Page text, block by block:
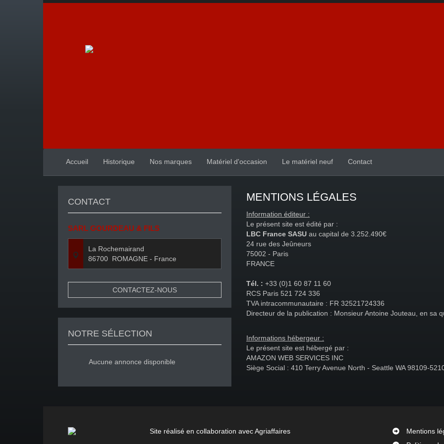
Accueil Historique Nos marques Matériel d'occasion Le matériel neuf Contact
MENTIONS LÉGALES
Information éditeur :
Le présent site est édité par :
LBC France SASU au capital de 3.252.490€
24 rue des Jeûneurs
75002 - Paris
FRANCE
Tél. : +33 (0)1 60 87 11 60
RCS Paris 521 724 336
TVA intracommunautaire : FR 32521724336
Directeur de la publication : Monsieur Antoine Jouteau, en sa
Informations hébergeur :
Le présent site est hébergé par :
AMAZON WEB SERVICES INC
Siège Social : 410 Terry Avenue North - Seattle WA 98109-
CONTACT
SARL GOURDEAU & FILS
La Rochemairand
86700 ROMAGNE - France
CONTACTEZ-NOUS
NOTRE SÉLECTION
Aucune annonce disponible
Site réalisé en collaboration avec Agriaffaires
Mentions